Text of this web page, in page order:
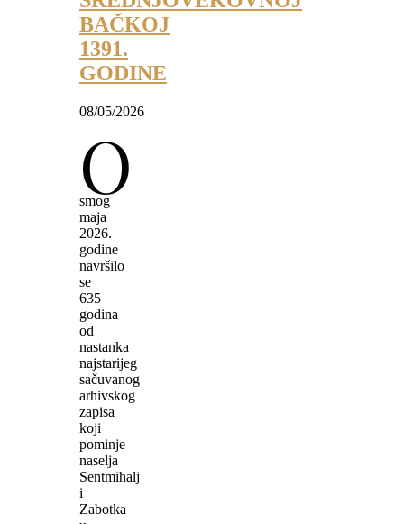
BAČKOJ
1391.
GODINE
08/05/2026
O
smog
maja
2026.
godine
navršilo
se
635
godina
od
nastanka
najstarijeg
sačuvanog
arhivskog
zapisa
koji
pominje
naselja
Sentmihalj
i
Zabotka